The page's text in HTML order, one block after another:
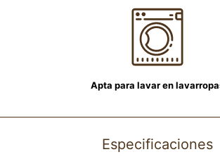
Apta para lavar en
Especificaciones